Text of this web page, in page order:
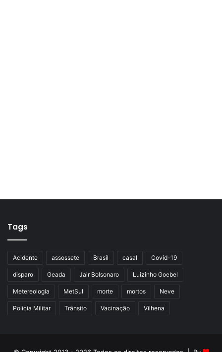
Tags
Acidente assossete Brasil casal Covid-19
disparo Geada Jair Bolsonaro Luizinho Goebel
Metereologia MetSul morte mortos Neve
Policia Militar Trânsito Vacinação Vilhena